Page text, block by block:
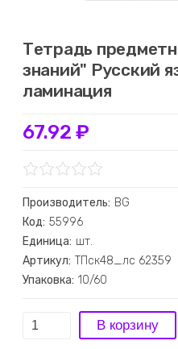
Тетрадь
знаний" Русский
ламинация
67.92 ₽
Производитель: BG
Код: 55996
Единица: шт.
Артикул: ТПск48_лс 62359
Упаковка: 10/60